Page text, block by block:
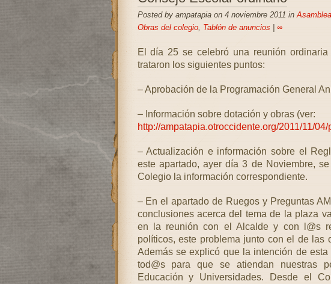
Posted by ampatapia on 4 noviembre 2011 in
Obras del colegio, Tablón de anuncios ∞
El día 25 se celebró una reunión
trataron los siguientes puntos:
– Aprobación de la Programación General
– Información sobre dotación y obras (ver:
http://ampatapia.otroccidente.org/2011/11/
– Actualización e información sobre el
este apartado, ayer día 3 de Noviembre,
Colegio la información correspondiente.
– En el apartado de Ruegos y Preguntas
conclusiones acerca del tema de la plaza
en la reunión con el Alcalde y con l@s
políticos, este problema junto con el de las
Además se explicó que la intención de
tod@s para que se atiendan nuestras
Educación y Universidades. Desde el